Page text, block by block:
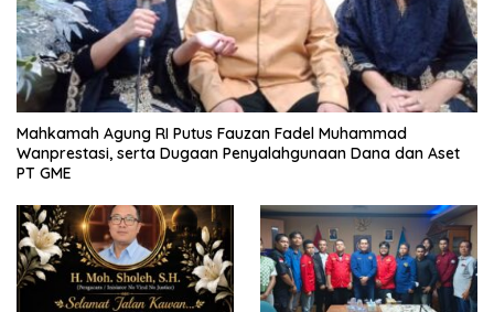
Mahkamah Agung RI Putus Fauzan Fadel Muhammad
Wanprestasi, serta Dugaan Penyalahgunaan Dana dan Aset
PT GME